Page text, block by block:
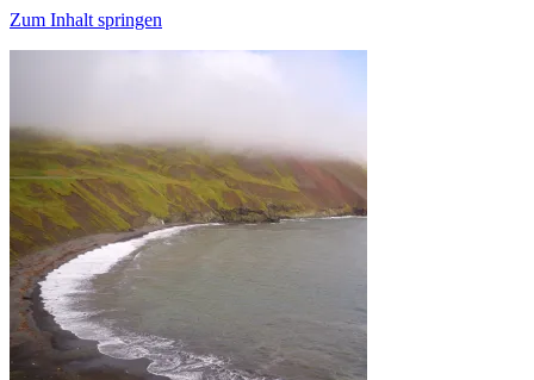
Zum Inhalt springen